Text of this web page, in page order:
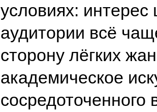
условиях: интерес
аудитории всё
сторону лёгких
академическое
сосредоточенного